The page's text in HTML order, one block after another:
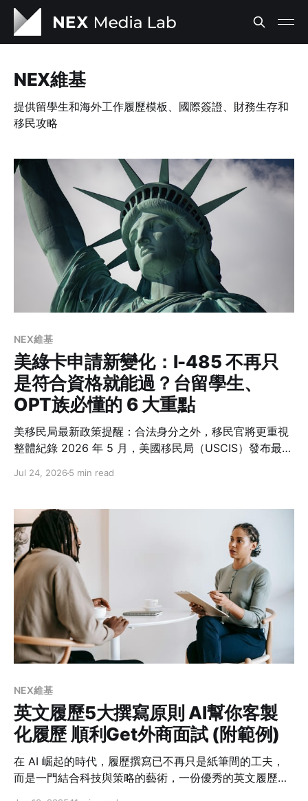
NEX維基
提供留學生和海外工作履歷模板、國際簽證、財務生存和
移民攻略
NEX維基
美綠卡申請新變化：I-485 不再只
是符合資格就能過？台留學生、
OPT族必懂的 6 大重點
美移民局最新政策提醒：合法身分之外，移民官將更重視
整體紀錄 2026 年 5 月，美國移民局（USCIS）發布最新
略的概念：在美國境內申請綠卡（Adjustment of
使裁量權後所提供的移民程序。 這份備忘錄沒有修改移民
法，也沒有改變誰可以申請綠卡，但要求移民官在審查 I-
485 時，更全面檢視申請人的身分維持紀錄、過往行為與
誠信表現。對台灣留學生與在美工作的專業人士而言，這
代表未來除了符合資格，也需要更加重視一路以來的移民
紀錄。
Jul 24, 2026 5 min read
NEX維基
英文履歷5大撰寫原則 AI幫你客製
化履歷 順利Get外商面試 (附範例)
在 AI 崛起的時代，履歷撰寫已不再只是紙筆間的工夫，
而是一門結合科技與策略的藝術，一份優秀的英文履歷不